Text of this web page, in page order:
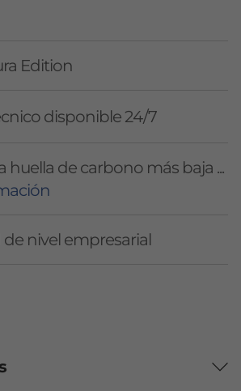
Edition
disponible 24/7
huella de carbono más baja ...
nivel empresarial